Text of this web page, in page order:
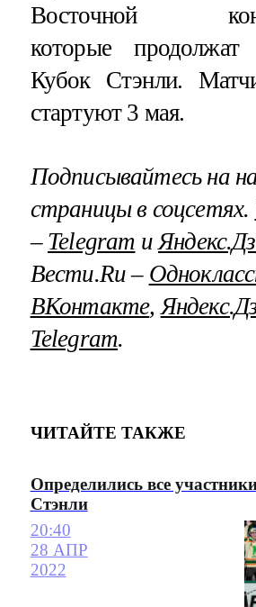
Восточной
которые
Кубок Стэнли.
стартуют 3 мая.
Подписывайтесь на
страницы в соцсетях.
– Telegram и
Вести.Ru –
ВКонтакте,
Telegram.
ЧИТАЙТЕ ТАКЖЕ
Определились все
Стэнли
20:40
28 АПР
2022